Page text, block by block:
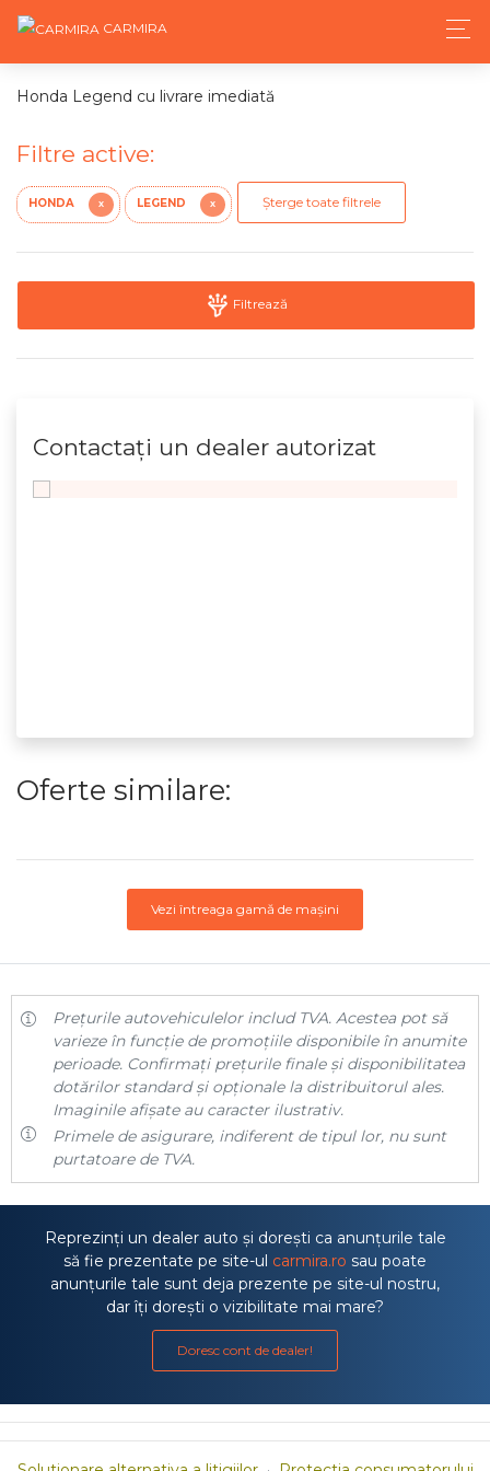
CARMIRA
Honda Legend cu livrare imediată
Filtre active:
HONDA X LEGEND X Șterge toate filtrele
Filtrează
Contactaţi un dealer autorizat
Oferte similare:
Vezi întreaga gamă de mașini
Prețurile autovehiculelor includ TVA. Acestea pot să
varieze în funcție de promoțiile disponibile în anumite
perioade. Confirmați prețurile finale și disponibilitatea
dotărilor standard și opționale la distribuitorul ales.
Imaginile afișate au caracter ilustrativ.
Primele de asigurare, indiferent de tipul lor, nu sunt
purtatoare de TVA.
Reprezinți un dealer auto și dorești ca anunțurile tale
să fie prezentate pe site-ul carmira.ro sau poate
anunțurile tale sunt deja prezente pe site-ul nostru,
dar îți dorești o vizibilitate mai mare?
Doresc cont de dealer!